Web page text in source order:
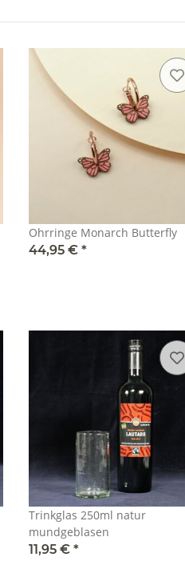
Ohrringe Monarch Butterfly
44,95 € *
Trinkglas 250ml natur
mundgeblasen
11,95 € *